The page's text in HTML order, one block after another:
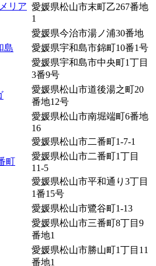
リア 愛媛県松山市末町乙267番地
1
愛媛県今治市湯ノ浦30番地
島
愛媛県宇和島市錦町10番1号
愛媛県宇和島市中央町1丁目
3番9号
愛媛県松山市道後湯之町20
番地12号
愛媛県松山市南堀端町6番地
16
愛媛県松山市二番町1-7-1
町
愛媛県松山市二番町1丁目
11-5
愛媛県松山市平和通り3丁目
1番15号
愛媛県松山市鷺谷町1-13
愛媛県松山市三番町8丁目9
番地1
愛媛県松山市勝山町1丁目11
番地1